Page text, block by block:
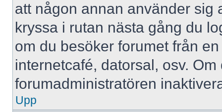
att någon annan använder sig
kryssa i rutan nästa gång du
om du besöker forumet från
internetcafé, datorsal, osv.
forumadministratören
Upp